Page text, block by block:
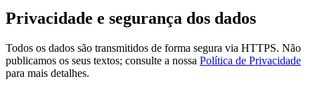
Privacidade e segurança dos dados
Todos os dados são transmitidos de forma segura via HTTPS. Não
publicamos os seus textos; consulte a nossa Política de Privacidade
para mais detalhes.